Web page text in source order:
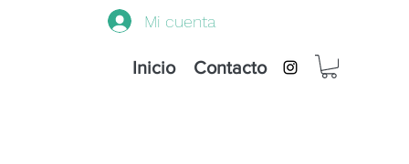
Inicio Contacto
Mi cuenta